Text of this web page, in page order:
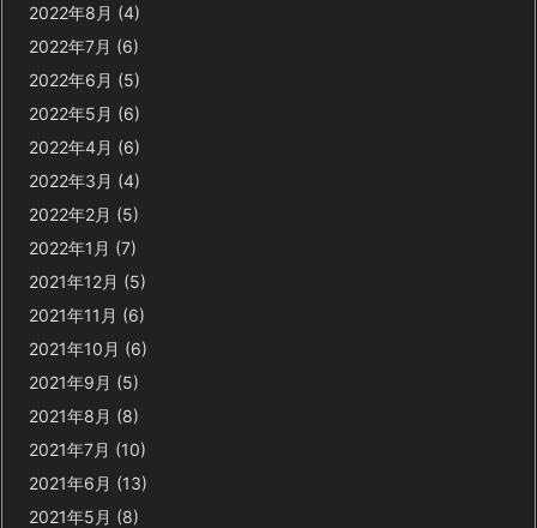
2022年8月 (4)
2022年7月 (6)
2022年6月 (5)
2022年5月 (6)
2022年4月 (6)
2022年3月 (4)
2022年2月 (5)
2022年1月 (7)
2021年12月 (5)
2021年11月 (6)
2021年10月 (6)
2021年9月 (5)
2021年8月 (8)
2021年7月 (10)
2021年6月 (13)
2021年5月 (8)